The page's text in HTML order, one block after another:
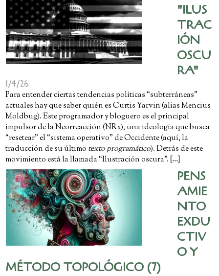
"ILUS
TRAC
IÓN
OSCU
RA"
1/4/26
Para entender ciertas tendencias políticas “subterráneas”
actuales hay que saber quién es Curtis Yarvin (alias Mencius
Moldbug). Este programador y bloguero es el principal
impulsor de la Neorreacción (NRx), una ideología que busca
“resetear” el “sistema operativo” de Occidente (aquí, la
traducción de su último texto programático). Detrás de este
movimiento está la llamada “Ilustración oscura”. [...]
PENS
AMIE
NTO
EXDU
CTIV
O Y
MÉTODO TOPOLÓGICO (7)